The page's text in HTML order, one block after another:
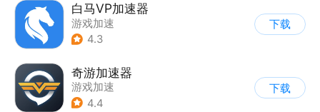
白马VP加速器
游戏加速
4.3
下载
奇游加速器
游戏加速
4.4
下载